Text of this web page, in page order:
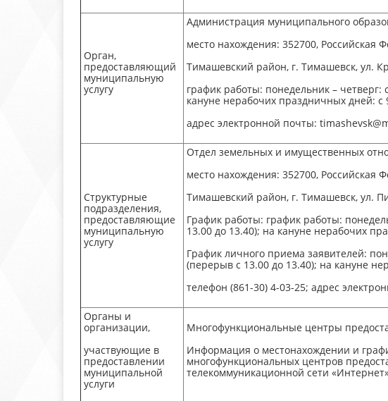
Орган,
предоставляющий
муниципальную
услугу
Администрация муниципального
место нахождения: 352700, Российская
Тимашевский район, г. Тимашевск, ул.
график работы: понедельник –
кануне нерабочих праздничных дней: с
адрес электронной почты:
Структурные
подразделения,
предоставляющие
муниципальную
услугу
Отдел земельных и имущественных
место нахождения: 352700, Российская
Тимашевский район, г. Тимашевск, ул.
График работы: график работы:
13.00 до 13.40); на кануне нерабочих
График личного приема заявителей:
(перерыв с 13.00 до 13.40); на кануне
телефон (861-30) 4-03-25; адрес
Органы и
организации,
участвующие в
предоставлении
муниципальной
услуги
Многофункциональные центры
Информация о местонахождении и
многофункциональных центров
телекоммуникационной сети